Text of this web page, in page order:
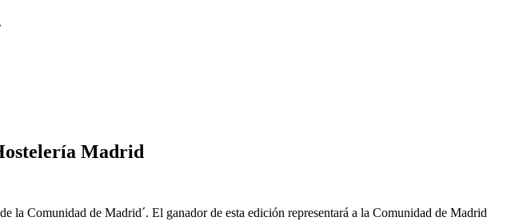
Madrid
la Comunidad de Madrid´. El ganador de esta edición representará a la Comunidad de Madrid